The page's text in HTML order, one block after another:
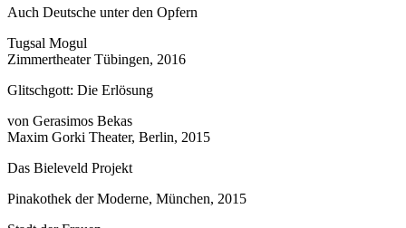
Auch Deutsche unter den Opfern
Tugsal Mogul
Zimmertheater Tübingen, 2016
Glitschgott: Die Erlösung
von Gerasimos Bekas
Maxim Gorki Theater, Berlin, 2015
Das Bieleveld Projekt
Pinakothek der Moderne, München, 2015